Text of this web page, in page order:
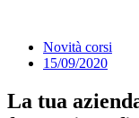
Novità corsi
15/09/2020
La tua